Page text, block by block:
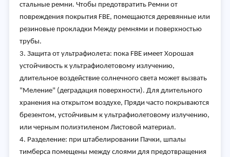
стальные ремни. Чтобы предотвратить Ремни от
повреждения покрытия FBE, помещаются деревянные или
резиновые прокладки Между ремнями и поверхностью
трубы.
3. Защита от ультрафиолета: пока FBE имеет Хорошая
устойчивость к ультрафиолетовому излучению,
длительное воздействие солнечного света может вызвать
"Меление" (деградация поверхности). Для длительного
хранения на открытом воздухе, Пряди часто покрываются
брезентом, устойчивым к ультрафиолетовому излучению,
или черным полиэтиленом Листовой материал.
4. Разделение: при штабелировании Пачки, шпалы
тимберса помещены между слоями для предотвращения